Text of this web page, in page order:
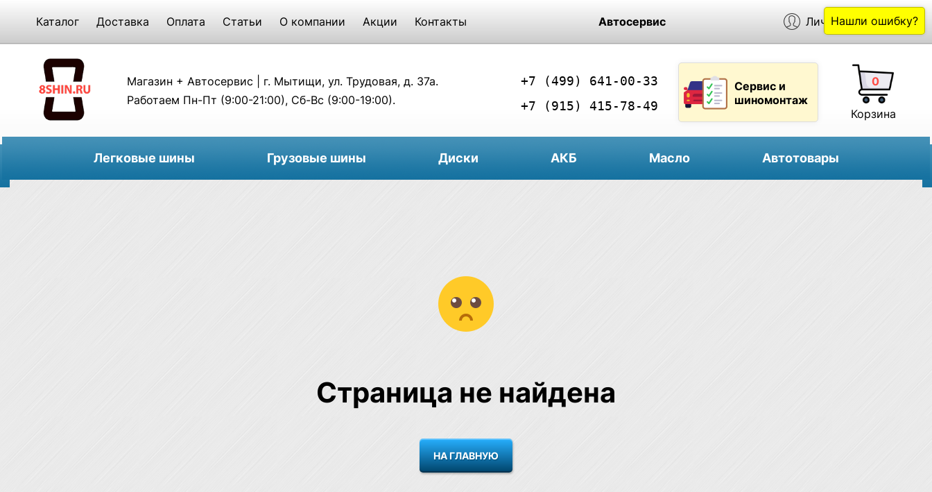
Каталог Доставка Оплата Статьи О компании Акции Контакты Автосервис Личный кабинет
Магазин + Автосервис | г. Мытищи, ул. Трудовая, д. 37а.
Работаем Пн-Пт (9:00-21:00), Сб-Вс (9:00-19:00).
+7 (499) 641-00-33
+7 (915) 415-78-49
Сервис и
шиномонтаж
0
Корзина
Легковые шины Грузовые шины Диски АКБ Масло Автотовары
Страница не найдена
НА ГЛАВНУЮ
Нашли ошибку?